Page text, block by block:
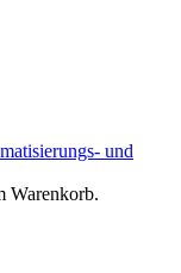
und
Warenkorb.